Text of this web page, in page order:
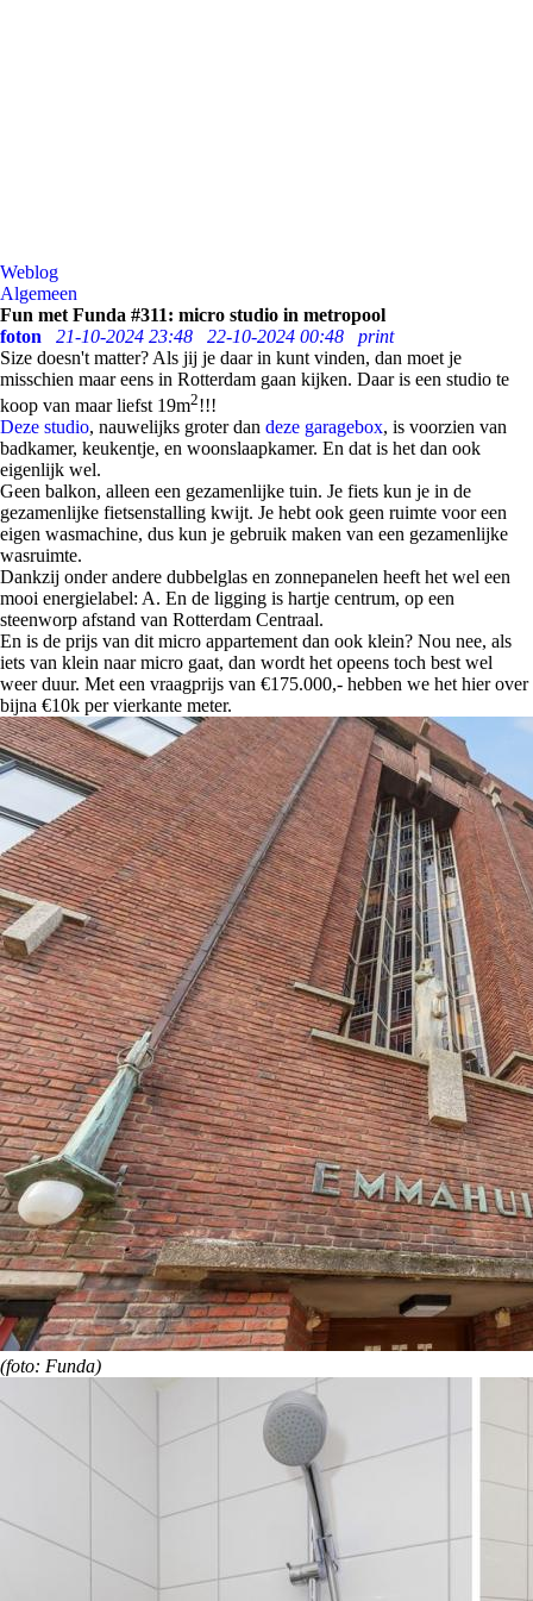
Weblog
Algemeen
Fun met Funda #311: micro studio in metropool
foton
21-10-2024 23:48 22-10-2024 00:48
print
Size doesn't matter? Als jij je daar in kunt vinden, dan moet je
misschien maar eens in Rotterdam gaan kijken. Daar is een studio te
koop van maar liefst 19m2!!!
Deze studio, nauwelijks groter dan deze garagebox, is voorzien van
badkamer, keukentje, en woonslaapkamer. En dat is het dan ook
eigenlijk wel.
Geen balkon, alleen een gezamenlijke tuin. Je fiets kun je in de
gezamenlijke fietsenstalling kwijt. Je hebt ook geen ruimte voor een
eigen wasmachine, dus kun je gebruik maken van een gezamenlijke
wasruimte.
Dankzij onder andere dubbelglas en zonnepanelen heeft het wel een
mooi energielabel: A. En de ligging is hartje centrum, op een
steenworp afstand van Rotterdam Centraal.
En is de prijs van dit micro appartement dan ook klein? Nou nee, als
iets van klein naar micro gaat, dan wordt het opeens toch best wel
weer duur. Met een vraagprijs van €175.000,- hebben we het hier over
bijna €10k per vierkante meter.
(foto: Funda)